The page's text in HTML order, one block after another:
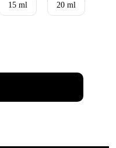
15 ml 20 ml